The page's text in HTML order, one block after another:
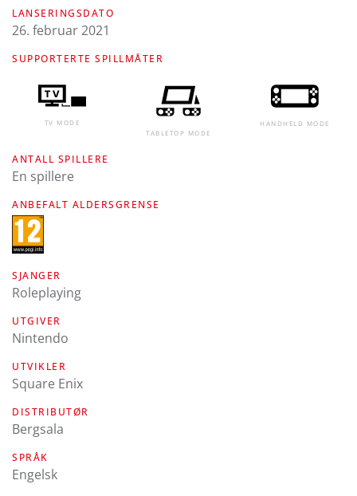
LANSERINGSDATO
26. februar 2021
SUPPORTERTE SPILLMÅTER
TV MODE
TABLETOP MODE
HANDHELD MODE
ANTALL SPILLERE
En spillere
ANBEFALT ALDERSGRENSE
SJANGER
Roleplaying
UTGIVER
Nintendo
UTVIKLER
Square Enix
DISTRIBUTØR
Bergsala
SPRÅK
engelsk